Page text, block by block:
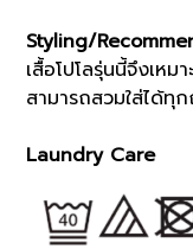
Styling/
เสื้อโปโลรุ่นนี้จึงเห
สามารถสวมใส่ได้ทุ
Laundry Care